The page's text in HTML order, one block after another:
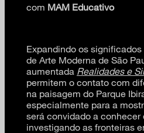
com MAM Educativo
Expandindo os
de Arte Moderna de São
aumentada Realidades e
permitem o contato com
na paisagem do Parque
especialmente para a
será convidado a conhecer
investigando as fronteiras